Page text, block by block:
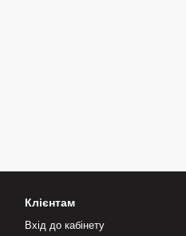
Клієнтам
Вхід до кабінету